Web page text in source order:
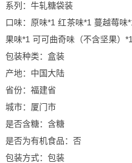
系列：牛轧糖袋装
口味：原味*1 红茶味*1 蔓越莓
果味*1 可可曲奇味（不含坚果）
包装种类：盒装
产地：中国大陆
省份：福建省
城市：厦门市
是否含糖：含糖
是否为有机食品：否
包装方式：包装